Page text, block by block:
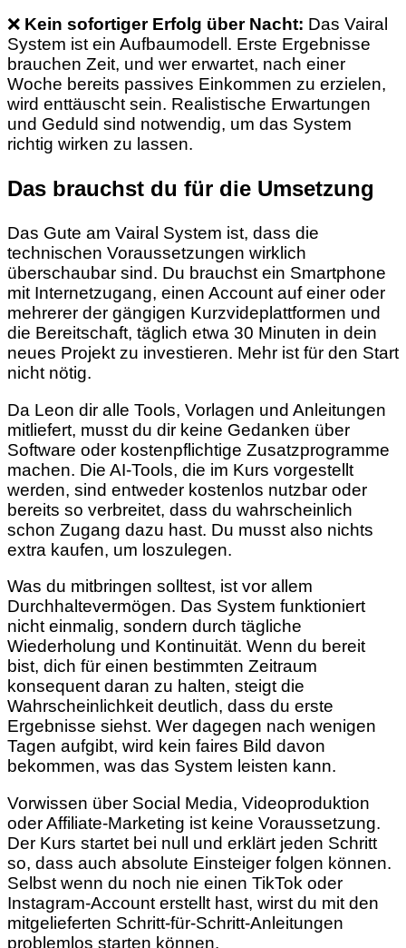
❌ Kein sofortiger Erfolg über Nacht: Das Vairal
System ist ein Aufbaumodell. Erste Ergebnisse
brauchen Zeit, und wer erwartet, nach einer
Woche bereits passives Einkommen zu erzielen,
wird enttäuscht sein. Realistische Erwartungen
und Geduld sind notwendig, um das System
richtig wirken zu lassen.
Das brauchst du für die Umsetzung
Das Gute am Vairal System ist, dass die
technischen Voraussetzungen wirklich
überschaubar sind. Du brauchst ein Smartphone
mit Internetzugang, einen Account auf einer oder
mehrerer der gängigen Kurzvideplattformen und
die Bereitschaft, täglich etwa 30 Minuten in dein
neues Projekt zu investieren. Mehr ist für den Start
nicht nötig.
Da Leon dir alle Tools, Vorlagen und Anleitungen
mitliefert, musst du dir keine Gedanken über
Software oder kostenpflichtige Zusatzprogramme
machen. Die AI-Tools, die im Kurs vorgestellt
werden, sind entweder kostenlos nutzbar oder
bereits so verbreitet, dass du wahrscheinlich
schon Zugang dazu hast. Du musst also nichts
extra kaufen, um loszulegen.
Was du mitbringen solltest, ist vor allem
Durchhaltevermögen. Das System funktioniert
nicht einmalig, sondern durch tägliche
Wiederholung und Kontinuität. Wenn du bereit
bist, dich für einen bestimmten Zeitraum
konsequent daran zu halten, steigt die
Wahrscheinlichkeit deutlich, dass du erste
Ergebnisse siehst. Wer dagegen nach wenigen
Tagen aufgibt, wird kein faires Bild davon
bekommen, was das System leisten kann.
Vorwissen über Social Media, Videoproduktion
oder Affiliate-Marketing ist keine Voraussetzung.
Der Kurs startet bei null und erklärt jeden Schritt
so, dass auch absolute Einsteiger folgen können.
Selbst wenn du noch nie einen TikTok oder
Instagram-Account erstellt hast, wirst du mit den
mitgelieferten Schritt-für-Schritt-Anleitungen
problemlos starten können.